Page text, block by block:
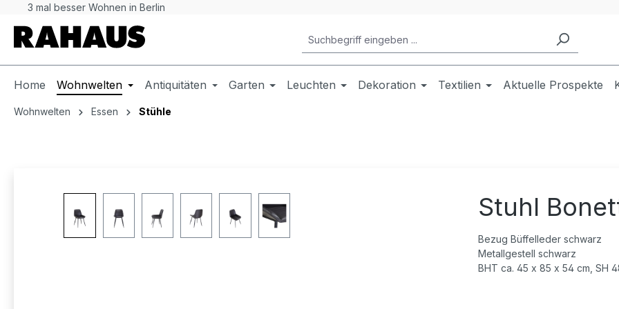
Hauptinhalt springen
Zur Suche springen
Zur Hauptnavigation springen
3 mal besser Wohnen in Berlin
Home Wohnwelten Antiquitäten Garten Leuchten Dekoration Textilien Aktuelle Prospekte
Wohnwelten Essen Stühle
Stuhl
Bezug Büffelleder schwarz
Metallgestell schwarz
BHT ca. 45 x 85 x 54 cm, SH